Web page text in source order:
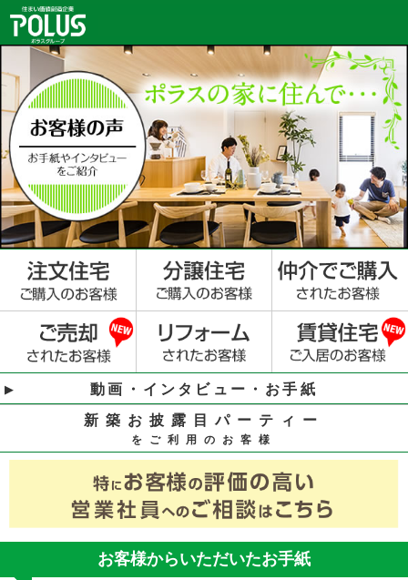
動画・インタビュー・お手紙
新築お披露目パーティー
をご利用のお客様
お客様からいただいたお手紙